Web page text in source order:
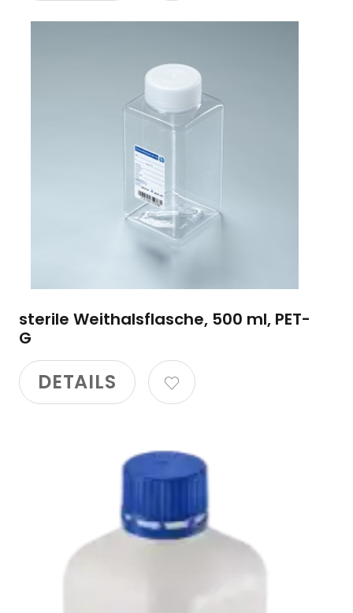
sterile Weithalsflasche, 500 ml, PET-
G
DETAILS